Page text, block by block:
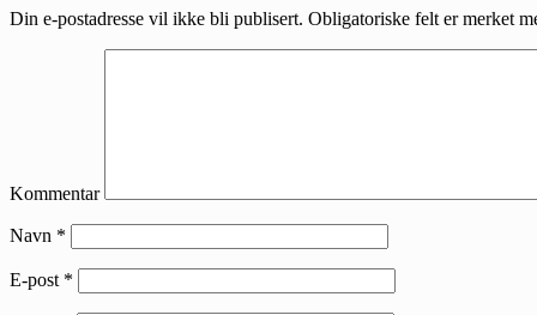
Din e-postadresse vil ikke bli publisert. Obligatoriske felt er merket
Kommentar
Navn *
E-post *